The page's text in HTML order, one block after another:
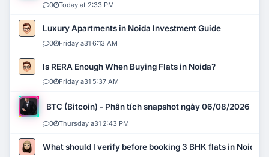
0 Today at 2:33 PM
Luxury Apartments in Noida Investment Guide
0 Friday a31 6:13 AM
Is RERA Enough When Buying Flats in Noida?
0 Friday a31 5:37 AM
BTC (Bitcoin) - Phân tích snapshot ngày 06/08/2026
0 Thursday a31 2:43 PM
What should I verify before booking 3 BHK flats in Noida?